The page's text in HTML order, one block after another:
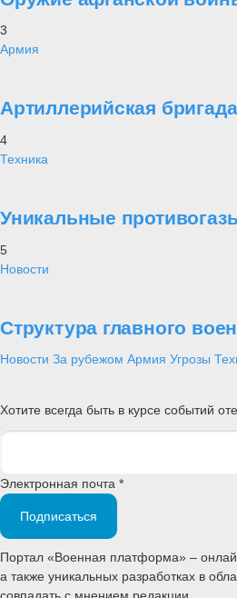
3
Армия
Артиллерийская
4
Техника
Уникальные
5
Новости
Структура главного
Новости За рубежом Армия Угрозы
Хотите всегда быть в курсе событий
Электронная почта *
Подписаться
Портал «Военная платформа» –
а также уникальных разработках в
совпадать с мнением редакции.